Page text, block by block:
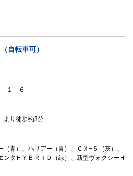
自転車可）
１－６
より徒歩約3分
青）、ハリアー（青）、ＣＸ−５（灰）、
ンタＨＹＢＲＩＤ（緑）、新型ヴォクシーＨ